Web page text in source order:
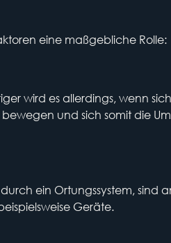
eine maßgebliche Rolle:
wird es allerdings, wenn
und sich somit die
ein Ortungssystem, sind
Geräte.